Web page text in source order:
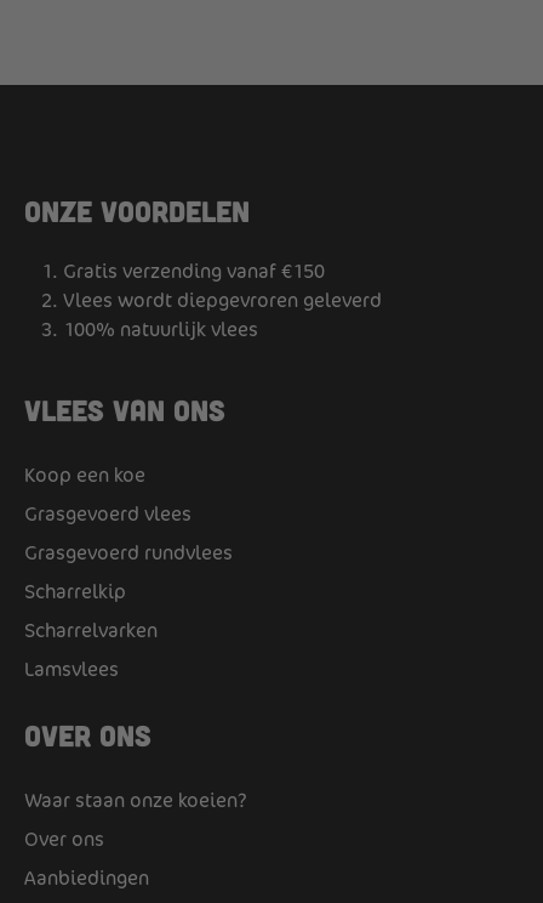
Onze voordelen
Gratis verzending vanaf €150
Vlees wordt diepgevroren geleverd
100% natuurlijk vlees
Vlees van ons
Koop een koe
Grasgevoerd vlees
Grasgevoerd rundvlees
Scharrelkip
Scharrelvarken
Lamsvlees
Over ons
Waar staan onze koeien?
Over ons
Aanbiedingen